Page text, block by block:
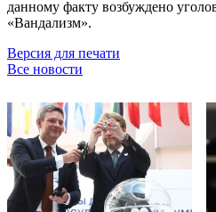
данному факту возбуждено
«Вандализм».
Версия для печати
Все новости